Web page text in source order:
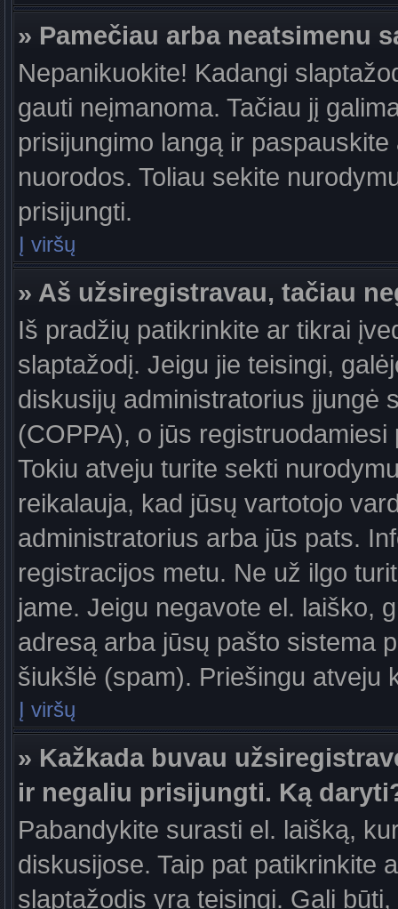
» Pamečiau arba neatsimenu
Nepanikuokite! Kadangi
gauti neįmanoma. Tačiau jį
prisijungimo langą ir
nuorodos. Toliau sekite
prisijungti.
Į viršų
» Aš užsiregistravau, tačiau
Iš pradžių patikrinkite ar tikrai
slaptažodį. Jeigu jie teisingi,
diskusijų administratorius įjungė
(COPPA), o jūs
Tokiu atveju turite sekti
reikalauja, kad jūsų vartotojo
administratorius arba jūs pats.
registracijos metu. Ne už ilgo
jame. Jeigu negavote el. laiško,
adresą arba jūsų pašto sistema
šiukšlė (spam). Priešingu atveju
Į viršų
» Kažkada buvau
ir negaliu prisijungti. Ką
Pabandykite surasti el. laišką,
diskusijose. Taip pat patikrinkite
slaptažodis yra teisingi. Gali